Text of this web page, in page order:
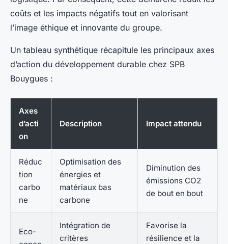
coûts et les impacts négatifs tout en valorisant
l’image éthique et innovante du groupe.
Un tableau synthétique récapitule les principaux axes
d’action du développement durable chez SPB
Bouygues :
Axes
d’acti
on
Description Impact attendu
Réduc
tion
carbo
ne
Optimisation des
énergies et
matériaux bas
carbone
Diminution des
émissions CO2
de bout en bout
Eco-
Intégration de
critères
Favorise la
résilience et la